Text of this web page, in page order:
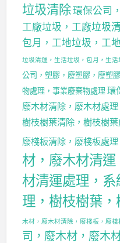
垃圾清除環保公司
工廠垃圾，工廠垃圾
包月，工地垃圾，工
垃圾清運，生活垃圾，包月，生
公司，塑膠，廢塑膠，廢塑
物處理，事業廢棄物處理 環
廢木材清除，廢木材處
樹枝樹葉清除，樹枝樹
廢棧板清除，廢棧板處理
材，廢木材清
材清運處理，
理，樹枝樹葉
木材，廢木材清除，廢棧板，廢
司，廢木材，廢木